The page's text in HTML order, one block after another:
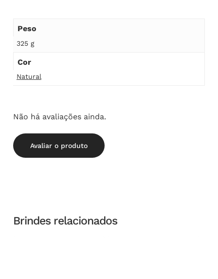
Peso
325 g
Cor
Natural
Não há avaliações ainda.
Avaliar o produto
Brindes relacionados